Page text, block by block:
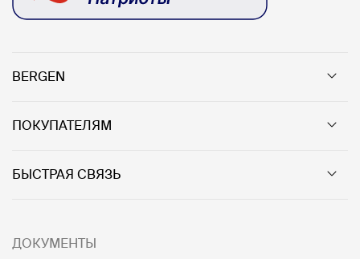
BERGEN
ПОКУПАТЕЛЯМ
БЫСТРАЯ СВЯЗЬ
ДОКУМЕНТЫ